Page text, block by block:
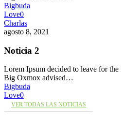
Bigbuda
Love0
Charlas
agosto 8, 2021
Noticia 2
Lorem Ipsum decided to leave for
Big Oxmox advised…
Bigbuda
Love0
VER TODAS LAS NOTICIAS